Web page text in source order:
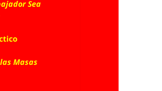
Sea
Masas